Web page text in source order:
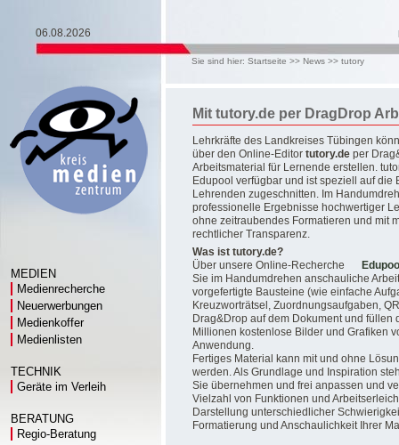
06.08.2026
Sie sind hier: Startseite >> News >> tutory
MEDIEN
Medienrecherche
Neuerwerbungen
Medienkoffer
Medienlisten
TECHNIK
Geräte im Verleih
BERATUNG
Regio-Beratung
Mit tutory.de per DragDrop
Lehrkräfte des Landkreises Tübingen
über den Online-Editor tutory.de per
Arbeitsmaterial für Lernende erstellen.
Edupool verfügbar und ist speziell auf die
Lehrenden zugeschnitten. Im
professionelle Ergebnisse hochwertiger
ohne zeitraubendes Formatieren und mit
rechtlicher Transparenz.
Was ist tutory.de?
Über unsere Online-Recherche
Sie im Handumdrehen anschauliche
vorgefertigte Bausteine (wie einfache
Kreuzworträtsel, Zuordnungsaufgaben,
Drag&Drop auf dem Dokument und
Millionen kostenlose Bilder und Grafiken
Anwendung.
Fertiges Material kann mit und ohne
werden. Als Grundlage und Inspiration
Sie übernehmen und frei anpassen und
Vielzahl von Funktionen und
Darstellung unterschiedlicher
Formatierung und Anschaulichkeit Ihrer